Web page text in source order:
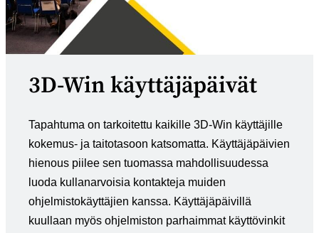
3D-Win käyttäjäpäivät
Tapahtuma on tarkoitettu kaikille 3D-Win käyttäjille
kokemus- ja taitotasoon katsomatta. Käyttäjäpäivien
hienous piilee sen tuomassa mahdollisuudessa
luoda kullanarvoisia kontakteja muiden
ohjelmistokäyttäjien kanssa. Käyttäjäpäivillä
kuullaan myös ohjelmiston parhaimmat käyttövinkit